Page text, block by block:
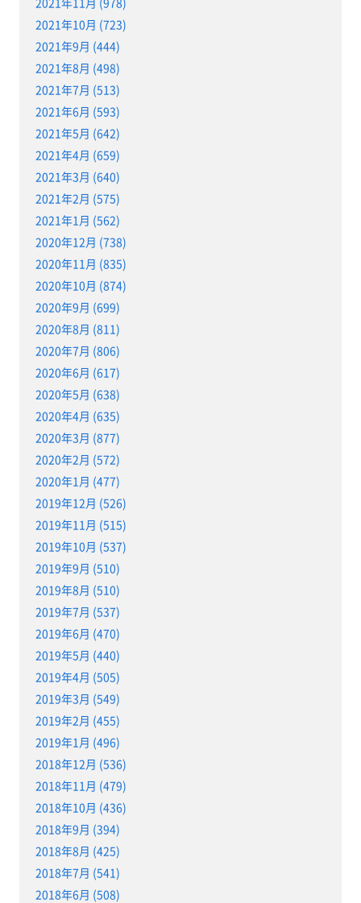
2021年10月 (723)
2021年9月 (444)
2021年8月 (498)
2021年7月 (513)
2021年6月 (593)
2021年5月 (642)
2021年4月 (659)
2021年3月 (640)
2021年2月 (575)
2021年1月 (562)
2020年12月 (738)
2020年11月 (835)
2020年10月 (874)
2020年9月 (699)
2020年8月 (811)
2020年7月 (806)
2020年6月 (617)
2020年5月 (638)
2020年4月 (635)
2020年3月 (877)
2020年2月 (572)
2020年1月 (477)
2019年12月 (526)
2019年11月 (515)
2019年10月 (537)
2019年9月 (510)
2019年8月 (510)
2019年7月 (537)
2019年6月 (470)
2019年5月 (440)
2019年4月 (505)
2019年3月 (549)
2019年2月 (455)
2019年1月 (496)
2018年12月 (536)
2018年11月 (479)
2018年10月 (436)
2018年9月 (394)
2018年8月 (425)
2018年7月 (541)
2018年6月 (508)